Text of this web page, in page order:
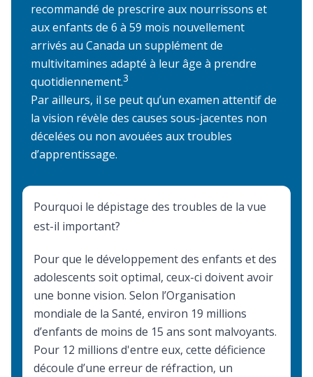
recommandé de prescrire aux nourrissons et
aux enfants de 6 à 59 mois nouvellement
arrivés au Canada un supplément de
multivitamines adapté à leur âge à prendre
quotidiennement.3
Par ailleurs, il se peut qu’un examen attentif de
la vision révèle des causes sous-jacentes non
décelées ou non avouées aux troubles
d’apprentissage.
Pourquoi le dépistage des troubles de la vue
est-il important?
Pour que le développement des enfants et des
adolescents soit optimal, ceux-ci doivent avoir
une bonne vision. Selon l’Organisation
mondiale de la Santé, environ 19 millions
d’enfants de moins de 15 ans sont malvoyants.
Pour 12 millions d'entre eux, cette déficience
découle d’une erreur de réfraction, un